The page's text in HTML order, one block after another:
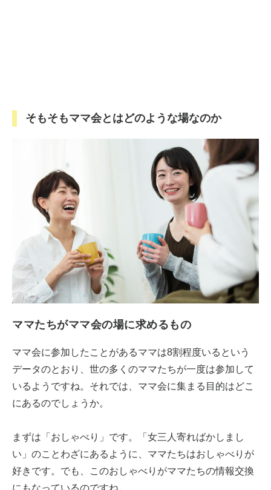
そもそもママ会とはどのような場なのか
ママたちがママ会の場に求めるもの
ママ会に参加したことがあるママは8割程度いるという
データのとおり、世の多くのママたちが一度は参加して
いるようですね。それでは、ママ会に集まる目的はどこ
にあるのでしょうか。
まずは「おしゃべり」です。「女三人寄ればかしまし
い」のことわざにあるように、ママたちはおしゃべりが
好きです。でも、このおしゃべりがママたちの情報交換